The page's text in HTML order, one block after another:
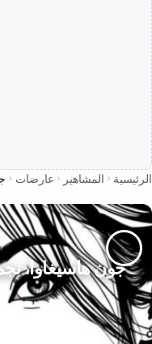
الرئيسية المشاهير عارضات
جون هاسيغاوا،